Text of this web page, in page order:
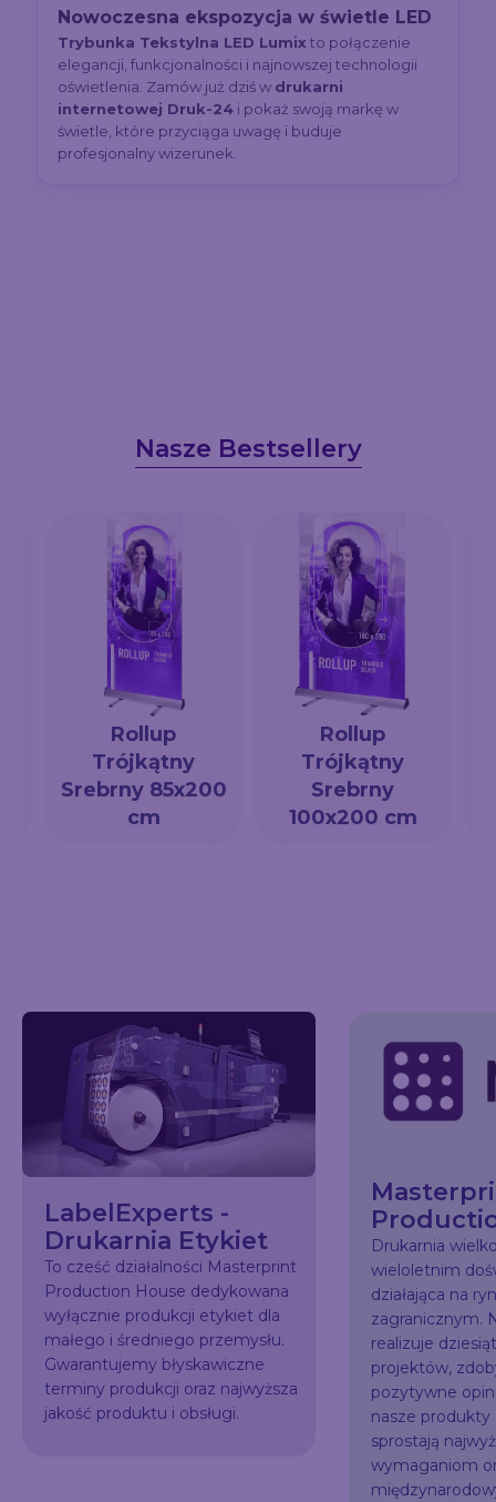
Nowoczesna ekspozycja w świetle LED
Trybunka Tekstylna LED Lumix to połączenie
elegancji, funkcjonalności i najnowszej technologii
oświetlenia. Zamów już dziś w drukarni
internetowej Druk-24 i pokaż swoją markę w
świetle, które przyciąga uwagę i buduje
profesjonalny wizerunek.
Nasze Bestsellery
Rollup
Trójkątny
Srebrny 85x200
cm
Rollup
Trójkątny
Srebrny
100x200 cm
LabelExperts -
Drukarnia Etykiet
To cześć działalności Masterprint
Production House dedykowana
wyłącznie produkcji etykiet dla
małego i średniego przemysłu.
Gwarantujemy błyskawiczne
terminy produkcji oraz najwyższa
jakość produktu i obsługi.
Drukarnia
wieloletnim
działająca na
zagranicznym.
realizuje
projektów,
pozytywne
nasze
sprostają
wymaganiom